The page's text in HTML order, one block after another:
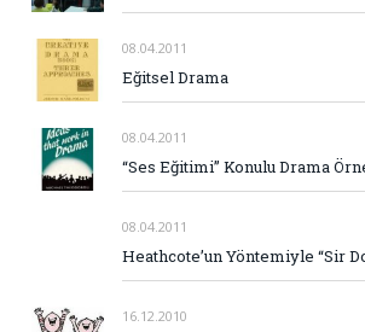
08.04.2011
Eğitsel Drama
08.04.2011
“Ses Eğitimi” Konulu Drama
08.04.2011
Heathcote’un Yöntemiyle “Sir
16.12.2010